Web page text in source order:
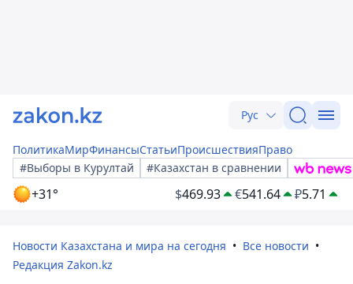
Рус
ПолитикаМирФинансыСтатьиПроисшествияПраво
#Выборы в Курултай
#Казахстан в сравнении
+31° $469.93 €541.64 ₽5.71
Новости Казахстана и мира на сегодня
Все новости
Редакция Zakon.kz